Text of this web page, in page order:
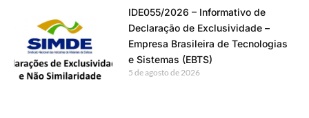
IDE055/2026 – Informativo de
Declaração de Exclusividade –
Empresa Brasileira de Tecnologias
e Sistemas (EBTS)
5 de agosto de 2026